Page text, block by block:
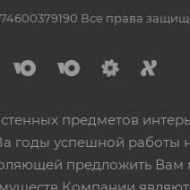
Все права
предметов
годы успешной
предложить